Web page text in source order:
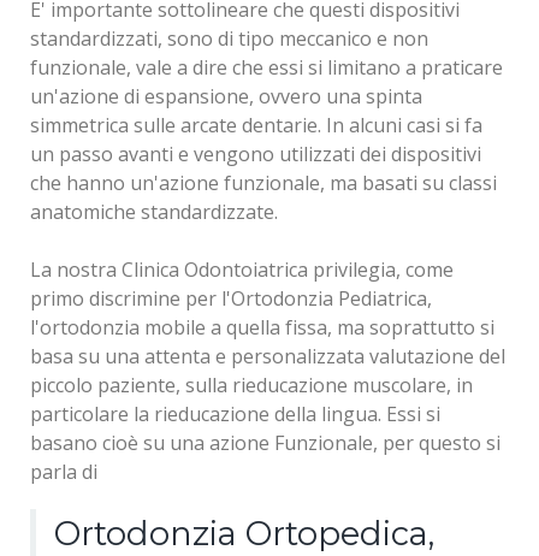
E' importante sottolineare che questi dispositivi
standardizzati, sono di tipo meccanico e non
funzionale, vale a dire che essi si limitano a praticare
un'azione di espansione, ovvero una spinta
simmetrica sulle arcate dentarie. In alcuni casi si fa
un passo avanti e vengono utilizzati dei dispositivi
che hanno un'azione funzionale, ma basati su classi
anatomiche standardizzate.
La nostra Clinica Odontoiatrica privilegia, come
primo discrimine per l'Ortodonzia Pediatrica,
l'ortodonzia mobile a quella fissa, ma soprattutto si
basa su una attenta e personalizzata valutazione del
piccolo paziente, sulla rieducazione muscolare, in
particolare la rieducazione della lingua. Essi si
basano cioè su una azione Funzionale, per questo si
parla di
Ortodonzia Ortopedica,